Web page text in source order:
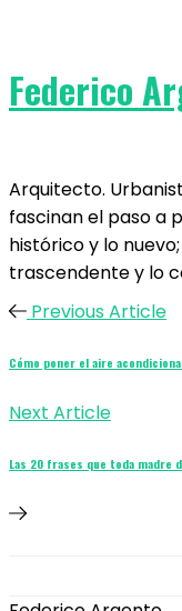
Federico
Arquitecto.
fascinan el paso a
histórico y lo
trascendente y lo
Previous Article
Cómo poner el aire
Next Article
Las 20 frases que toda madre